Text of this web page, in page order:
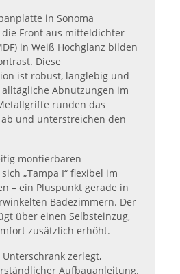
in Sonoma
Front aus mitteldichter
in Weiß Hochglanz bilden
Diese
ist robust, langlebig und
Abnutzungen im
runden das
und unterstreichen den
montierbaren
„Tampa I“ flexibel im
– ein Pluspunkt gerade in
Badezimmern. Der
über einen Selbsteinzug,
zusätzlich erhöht.
zerlegt,
Aufbauanleitung.